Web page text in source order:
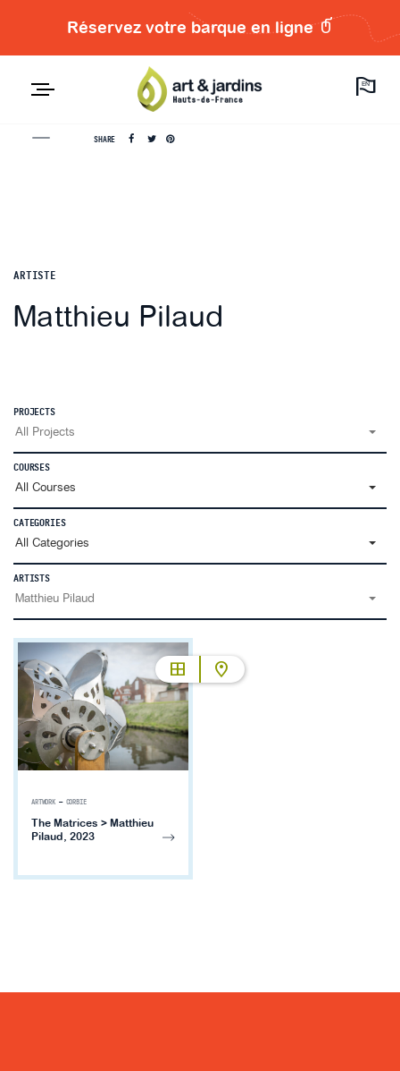
Réservez votre barque en ligne
EN
SHARE
ARTISTE
Matthieu Pilaud
PROJECTS
All Projects
COURSES
All Courses
CATEGORIES
All Categories
ARTISTS
Matthieu Pilaud
ARTWORK— CORBIE
The Matrices > Matthieu
Pilaud, 2023